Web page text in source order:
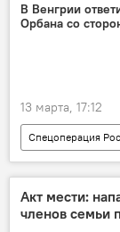
В Венгрии
Орбана со
13 марта, 17:12
Украина
конфликт
Акт мести:
членов семьи